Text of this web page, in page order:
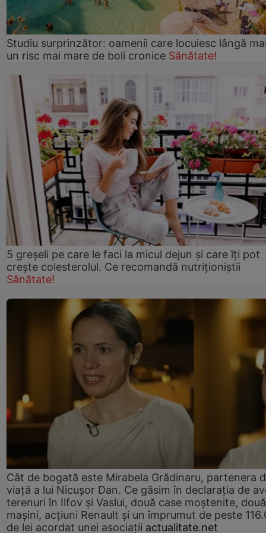
Studiu surprinzător: oamenii care locuiesc lângă
un risc mai mare de boli cronice Sănătate!
5 greșeli pe care le faci la micul dejun și care îți pot
crește colesterolul. Ce recomandă nutriționiștii
Sănătate!
Cât de bogată este Mirabela Grădinaru, partenera
viață a lui Nicușor Dan. Ce găsim în declarația de
terenuri în Ilfov și Vaslui, două case moștenite, două
mașini, acțiuni Renault și un împrumut de peste
de lei acordat unei asociații actualitate.net